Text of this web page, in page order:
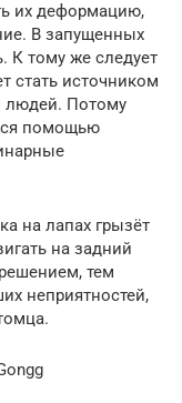
их деформацию,
В запущенных
К тому же следует
стать источником
людей. Потому
помощью
на лапах грызёт
на задний
тем
неприятностей,